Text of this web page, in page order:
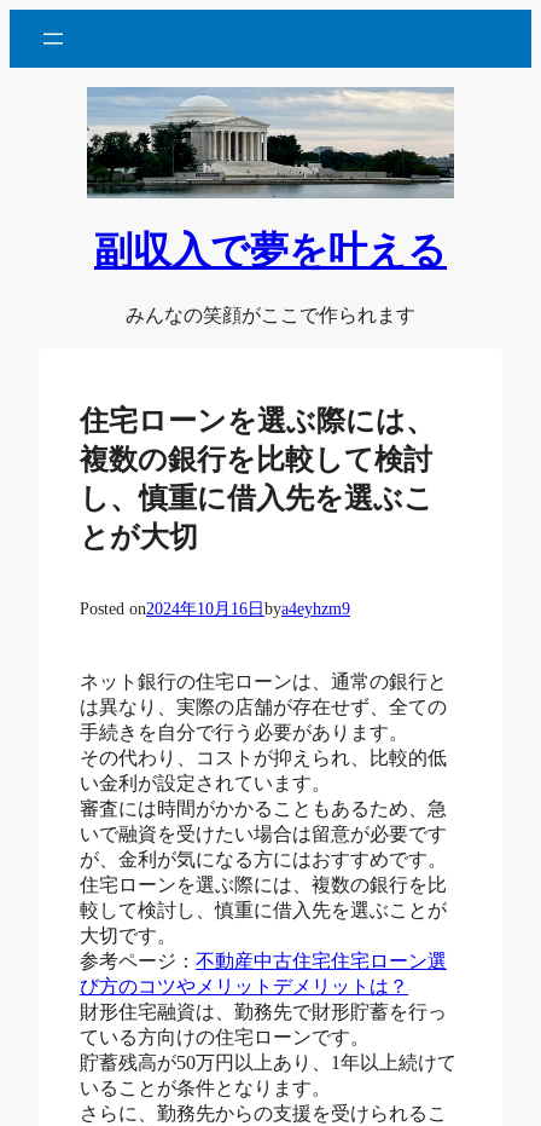
を
副収入で夢を叶える
みんなの笑顔がここで作られます
住宅ローンを選ぶ際には、
複数の銀行を比較して検討
し、慎重に借入先を選ぶこ
とが大切
Posted on2024年10月16日 bya4eyhzm9
ネット銀行の住宅ローンは、通常の銀行と
は異なり、実際の店舗が存在せず、全ての
手続きを自分で行う必要があります。
その代わり、コストが抑えられ、比較的低
い金利が設定されています。
審査には時間がかかることもあるため、急
いで融資を受けたい場合は留意が必要です
が、金利が気になる方にはおすすめです。
住宅ローンを選ぶ際には、複数の銀行を比
較して検討し、慎重に借入先を選ぶことが
大切です。
参考ページ： 不動産中古住宅住宅ローン選
び方のコツやメリットデメリットは？
財形住宅融資は、勤務先で財形貯蓄を行っ
ている方向けの住宅ローンです。
貯蓄残高が50万円以上あり、1年以上続けて
いることが条件となります。
さらに、勤務先からの支援を受けられるこ